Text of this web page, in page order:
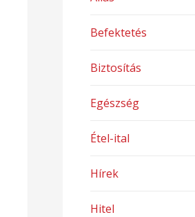
Befektetés
Biztosítás
Egészség
Étel-ital
Hírek
Hitel